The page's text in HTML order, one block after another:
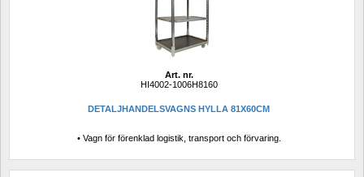
Art. nr.
HI4002-1006H8160
DETALJHANDELSVAGNS HYLLA 81X60CM
• Vagn för förenklad logistik, transport och förvaring.